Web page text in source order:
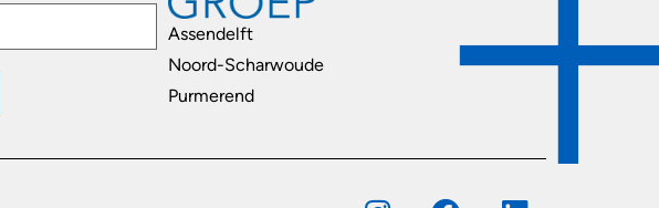
Assendelft
Noord-Scharwoude
Purmerend